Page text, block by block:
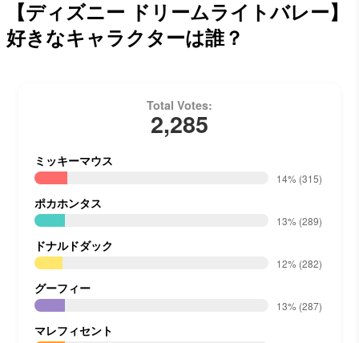
【ディズニー ドリームライトバレー】
好きなキャラクターは誰？
Total Votes:
2,285
ミッキーマウス
14% (315)
ポカホンタス
13% (289)
ドナルドダック
12% (282)
グーフィー
13% (287)
マレフィセント